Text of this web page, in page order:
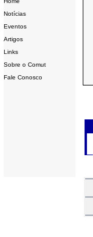
Notícias
Eventos
Artigos
Links
Sobre o Comut
Fale Conosco